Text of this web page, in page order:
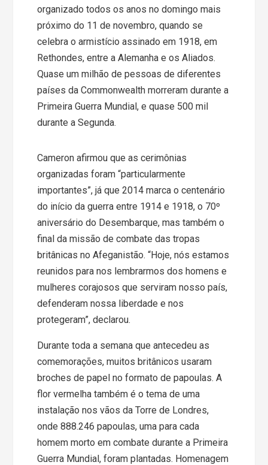
organizado todos os anos no domingo mais
próximo do 11 de novembro, quando se
celebra o armistício assinado em 1918, em
Rethondes, entre a Alemanha e os Aliados.
Quase um milhão de pessoas de diferentes
países da Commonwealth morreram durante a
Primeira Guerra Mundial, e quase 500 mil
durante a Segunda.
Cameron afirmou que as cerimônias
organizadas foram “particularmente
importantes”, já que 2014 marca o centenário
do início da guerra entre 1914 e 1918, o 70º
aniversário do Desembarque, mas também o
final da missão de combate das tropas
britânicas no Afeganistão. “Hoje, nós estamos
reunidos para nos lembrarmos dos homens e
mulheres corajosos que serviram nosso país,
defenderam nossa liberdade e nos
protegeram”, declarou.
Durante toda a semana que antecedeu as
comemorações, muitos britânicos usaram
broches de papel no formato de papoulas. A
flor vermelha também é o tema de uma
instalação nos vãos da Torre de Londres,
onde 888.246 papoulas, uma para cada
homem morto em combate durante a Primeira
Guerra Mundial, foram plantadas. Homenagem